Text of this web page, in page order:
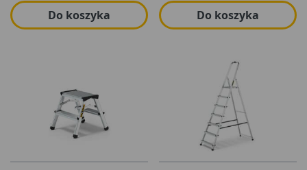
Do koszyka Do koszyka